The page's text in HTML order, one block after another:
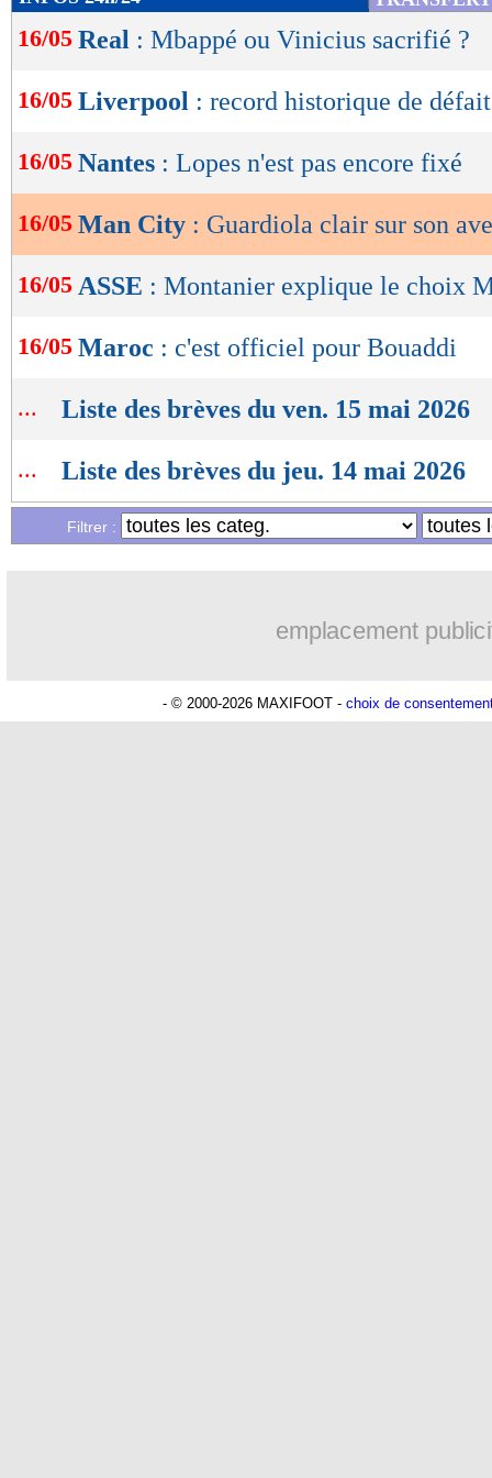
de
lecture
OK
16/05 Real : Mbappé ou Vinicius sacrifié ?
16/05 Liverpool : record historique de
16/05 Nantes : Lopes n'est pas encore fixé
16/05 Man City : Guardiola clair sur son
16/05 ASSE : Montanier explique le choix
16/05 Maroc : c'est officiel pour Bouaddi
... Liste des brèves du ven. 15 mai 2026
... Liste des brèves du jeu. 14 mai 2026
Filtrer :
emplacement
- © 2000-2026 MAXIFOOT - choix de